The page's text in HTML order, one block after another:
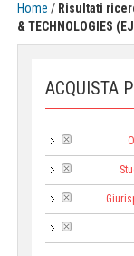
Home / Risultati
& TECHNOLOGIES
ACQUISTA